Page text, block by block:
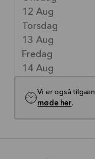
12 Aug
Torsdag
13 Aug
Fredag
14 Aug
Vi er også
møde her.